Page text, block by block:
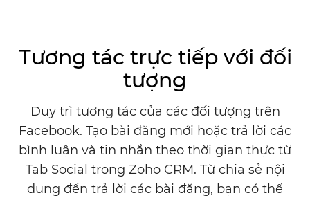
Tương tác trực tiếp với đối
tượng
Duy trì tương tác của các đối tượng trên
Facebook. Tạo bài đăng mới hoặc trả lời các
bình luận và tin nhắn theo thời gian thực từ
Tab Social trong Zoho CRM. Từ chia sẻ nội
dung đến trả lời các bài đăng, bạn có thể